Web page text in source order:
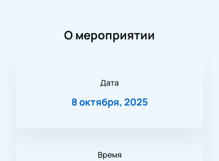
О мероприятии
Дата
8 октября, 2025
Время